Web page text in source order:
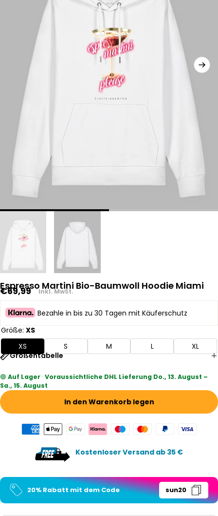
Espresso Martini Bio-Baumwoll Hoodie Miami
Regulärer
€69,99 Inkl. MwSt.
Bezahle in bis zu 30 Tagen mit Käuferschutz
Größe: XS
XS
S M L
XL
Größentabelle
🟢 Auf Lager · Voraussichtliche DHL Lieferung Do., 13. August –
Sa., 15. August
In den Warenkorb legen
Kostenloser Versand ab 35 €
20% Rabatt mit dem Code sun20